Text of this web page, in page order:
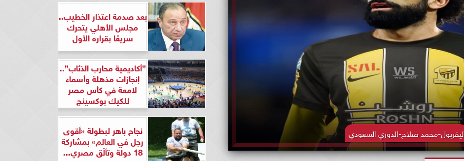
ليفربول-محمد صلاح-الدوري السعودي
بعد صدمة اعتذار الخطيب..
مجلس الأهلي يتحرك
سريعًا بقراره الأول
”أكاديمية محارب الذئاب”..
إنجازات مذهلة وأسماء
لامعة في كأس مصر
للكيك بوكسينج
نجاح باهر لبطولة «أقوى
رجل في العالم» بمشاركة
18 دولة وتألّق مصري...